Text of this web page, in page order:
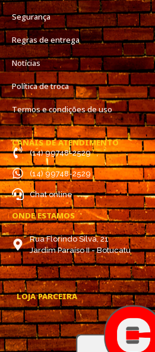
Segurança
Regras de entrega
Notícias
Política de troca
Termos e condições de uso
CANAIS DE ATENDIMENTO
(14) 99748-2529
(14) 99748-2529
Chat online
ONDE ESTAMOS
Rua Florindo Silva, 21
Jardim Paraíso II - Botucatu
LOJA PARCEIRA